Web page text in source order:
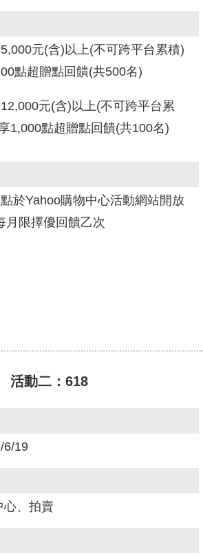
5,000元(含)以上(不可跨平台累積)
點超贈點回饋(共500名)
12,000元(含)以上(不可跨平台累
1,000點超贈點回饋(共100名)
於Yahoo購物中心活動網站開放
月限擇優回饋乙次
活動二：618
6/19
心、拍賣